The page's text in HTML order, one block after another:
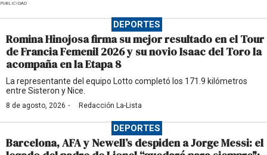
PUBLICIDAD
DEPORTES
Romina Hinojosa firma su mejor resultado en el Tour
de Francia Femenil 2026 y su novio Isaac del Toro la
acompaña en la Etapa 8
La representante del equipo Lotto completó los 171.9 kilómetros
entre Sisteron y Nice.
8 de agosto, 2026 · Redacción La-Lista
DEPORTES
Barcelona, AFA y Newell’s despiden a Jorge Messi: el